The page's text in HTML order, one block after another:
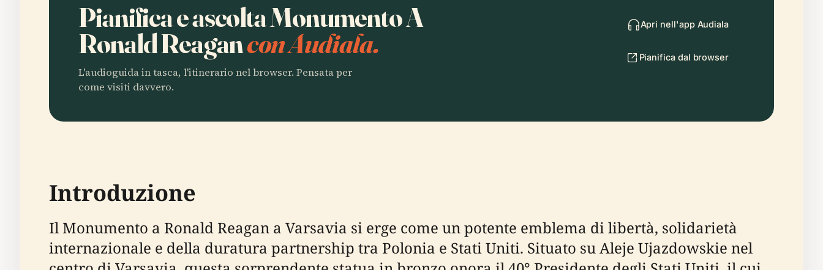
Pianifica e ascolta Monumento A
Ronald Reagancon Audiala.
L'audioguida in tasca, l'itinerario nel browser. Pensata per
come visiti davvero.
Apri nell'app Audiala
Pianifica dal browser
Introduzione
Il Monumento a Ronald Reagan a Varsavia si erge come un potente emblema di libertà, solidarietà
internazionale e della duratura partnership tra Polonia e Stati Uniti. Situato su Aleje Ujazdowskie nel